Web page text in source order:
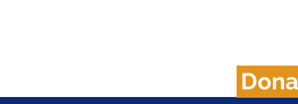
Dona